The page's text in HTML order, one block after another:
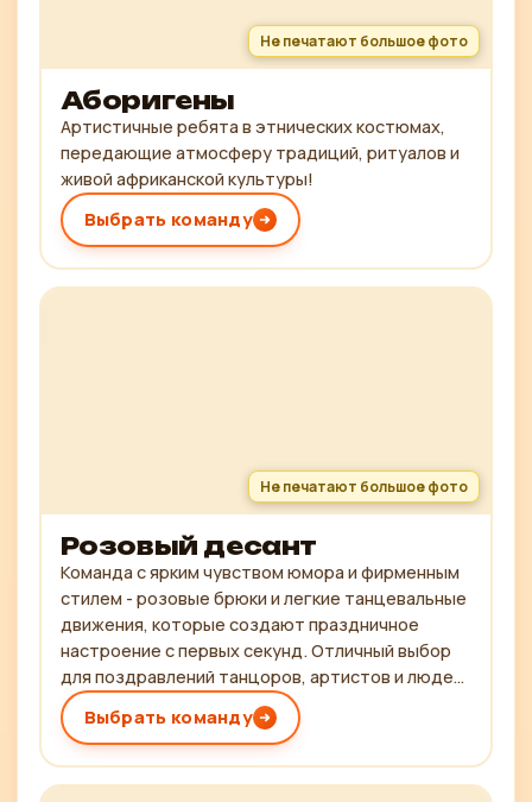
Не печатают большое фото
Аборигены
Артистичные ребята в этнических костюмах,
передающие атмосферу традиций, ритуалов и
живой африканской культуры!
Выбрать команду
Не печатают большое фото
Розовый десант
Команда с ярким чувством юмора и фирменным
стилем - розовые брюки и легкие танцевальные
движения, которые создают праздничное
настроение с первых секунд. Отличный выбор
для поздравлений танцоров, артистов и людей
с творческим характером!
Выбрать команду